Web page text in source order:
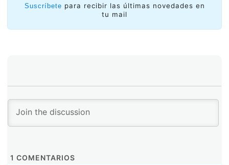
Suscríbete para recibir las últimas novedades en
tu mail
1 COMENTARIOS